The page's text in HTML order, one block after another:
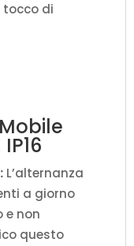
tocco di
L’alternanza
a giorno
e non
questo